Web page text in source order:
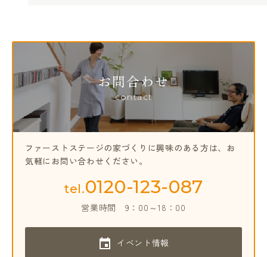
お問合わせ
contact
ファーストステージの家づくりに興味のある方は、 お
気軽にお問い合わせください。
tel.0120-123-087
営業時間 9：00～18：00
イベント情報